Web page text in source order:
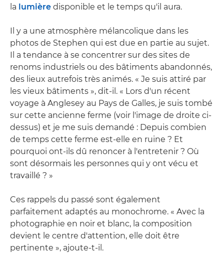
la lumière disponible et le temps qu'il aura.
Il y a une atmosphère mélancolique dans les
photos de Stephen qui est due en partie au sujet.
Il a tendance à se concentrer sur des sites de
renoms industriels ou des bâtiments abandonnés,
des lieux autrefois très animés. « Je suis attiré par
les vieux bâtiments », dit-il. « Lors d'un récent
voyage à Anglesey au Pays de Galles, je suis tombé
sur cette ancienne ferme (voir l'image de droite ci-
dessus) et je me suis demandé : Depuis combien
de temps cette ferme est-elle en ruine ? Et
pourquoi ont-ils dû renoncer à l'entretenir ? Où
sont désormais les personnes qui y ont vécu et
travaillé ? »
Ces rappels du passé sont également
parfaitement adaptés au monochrome. « Avec la
photographie en noir et blanc, la composition
devient le centre d'attention, elle doit être
pertinente », ajoute-t-il.